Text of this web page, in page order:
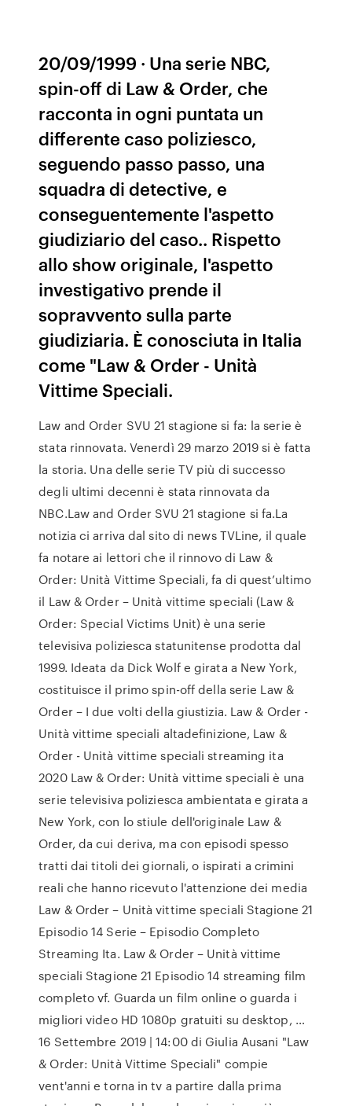
20/09/1999 · Una serie NBC,
spin-off di Law & Order, che
racconta in ogni puntata un
differente caso poliziesco,
seguendo passo passo, una
squadra di detective, e
conseguentemente l'aspetto
giudiziario del caso.. Rispetto
allo show originale, l'aspetto
investigativo prende il
sopravvento sulla parte
giudiziaria. È conosciuta in Italia
come "Law & Order - Unità
Vittime Speciali.
Law and Order SVU 21 stagione si fa: la serie è
stata rinnovata. Venerdì 29 marzo 2019 si è fatta
la storia. Una delle serie TV più di successo
degli ultimi decenni è stata rinnovata da
NBC.Law and Order SVU 21 stagione si fa.La
notizia ci arriva dal sito di news TVLine, il quale
fa notare ai lettori che il rinnovo di Law &
Order: Unità Vittime Speciali, fa di quest’ultimo
il Law & Order – Unità vittime speciali (Law &
Order: Special Victims Unit) è una serie
televisiva poliziesca statunitense prodotta dal
1999. Ideata da Dick Wolf e girata a New York,
costituisce il primo spin-off della serie Law &
Order – I due volti della giustizia. Law & Order -
Unità vittime speciali altadefinizione, Law &
Order - Unità vittime speciali streaming ita
2020 Law & Order: Unità vittime speciali è una
serie televisiva poliziesca ambientata e girata a
New York, con lo stiule dell'originale Law &
Order, da cui deriva, ma con episodi spesso
tratti dai titoli dei giornali, o ispirati a crimini
reali che hanno ricevuto l'attenzione dei media
Law & Order – Unità vittime speciali Stagione 21
Episodio 14 Serie – Episodio Completo
Streaming Ita. Law & Order – Unità vittime
speciali Stagione 21 Episodio 14 streaming film
completo vf. Guarda un film online o guarda i
migliori video HD 1080p gratuiti su desktop, …
16 Settembre 2019 | 14:00 di Giulia Ausani "Law
& Order: Unità Vittime Speciali" compie
vent'anni e torna in tv a partire dalla prima